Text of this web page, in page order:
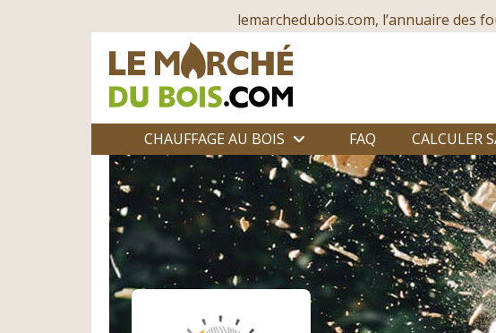
lemarchedubois.com, l’annuaire des
CHAUFFAGE AU BOIS FAQ CALCULER